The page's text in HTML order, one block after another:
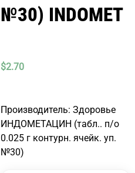
№30) INDOMET
$2.70
Производитель: Здоровье
ИНДОМЕТАЦИН (табл.. п/о
0.025 г контурн. ячейк. уп.
№30)